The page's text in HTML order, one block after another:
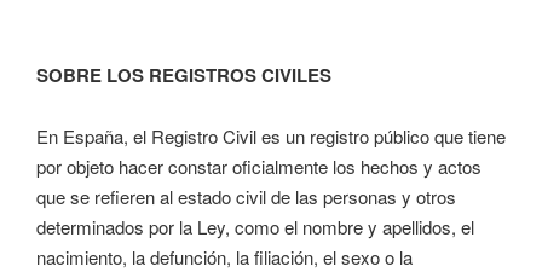
SOBRE LOS REGISTROS CIVILES
En España, el Registro Civil es un registro público que tiene
por objeto hacer constar oficialmente los hechos y actos
que se refieren al estado civil de las personas y otros
determinados por la Ley, como el nombre y apellidos, el
nacimiento, la defunción, la filiación, el sexo o la